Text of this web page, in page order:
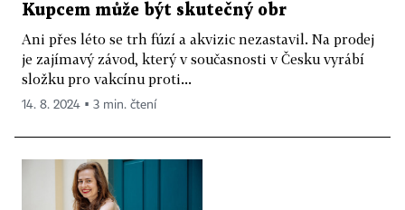
Kupcem může být skutečný obr
Ani přes léto se trh fúzí a akvizic nezastavil. Na prodej
je zajímavý závod, který v současnosti v Česku vyrábí
složku pro vakcínu proti...
14. 8. 2024 ▪ 3 min. čtení